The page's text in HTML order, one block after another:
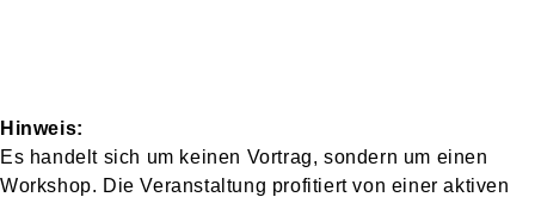
Hinweis:
Es handelt sich um keinen Vortrag, sondern um einen
Workshop. Die Veranstaltung profitiert von einer aktiven